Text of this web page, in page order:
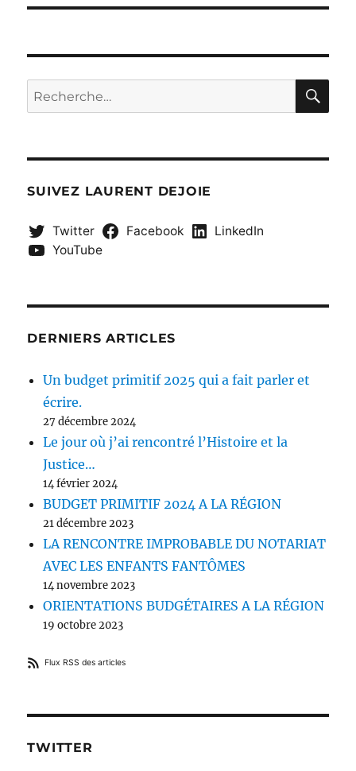
Recherche
pour :
SUIVEZ LAURENT DEJOIE
Twitter Facebook
LinkedIn
YouTube
DERNIERS ARTICLES
Un budget primitif 2025 qui a fait parler et
écrire.
27 décembre 2024
Le jour où j’ai rencontré l’Histoire et la
Justice…
14 février 2024
BUDGET PRIMITIF 2024 A LA RÉGION
21 décembre 2023
LA RENCONTRE IMPROBABLE DU NOTARIAT
AVEC LES ENFANTS FANTÔMES
14 novembre 2023
ORIENTATIONS BUDGÉTAIRES A LA RÉGION
19 octobre 2023
Flux RSS des articles
TWITTER